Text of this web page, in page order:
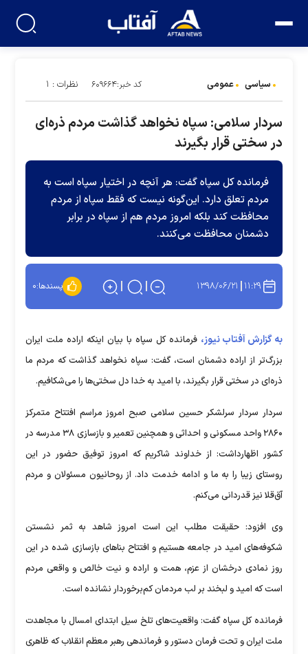
سیاسی عمومی کد خبر:۶۰۹۶۶۴ نظرات : ۱
سردار سلامی: سپاه نخواهد گذاشت مردم ذره‌ای
در سختی قرار بگیرند
فرمانده کل سپاه گفت: هر آنچه در اختیار سپاه است به
مردم تعلق دارد. این‌گونه نیست که فقط سپاه از مردم
محافظت کند بلکه امروز مردم هم از سپاه در برابر
دشمنان محافظت می‌کنند.
۱۱:۲۹ ۱۳۹۸/۰۶/۲۱ پسندها:۰
به گزارش آفتاب نیوز، فرمانده کل سپاه با بیان اینکه اراده ملت ایران
بزرگ‌تر از اراده دشمنان است، گفت: سپاه نخواهد گذاشت که مردم ما
ذره‌ای در سختی قرار بگیرند، با امید به خدا دل سختی‌ها را می‌شکافیم.
سردار سردار سرلشکر حسین سلامی صبح امروز مراسم افتتاح متمرکز
۲۸۶۰ واحد مسکونی و احداثی و همچنین تعمیر و بازسازی ۳۸ مدرسه در
کشور اظهارداشت: از خداوند شاکریم که امروز توفیق حضور در این
روستای زیبا را به ما و ادامه خدمت داد. از روحانیون مسئولان و مردم
آق‌قلا نیز قدردانی می‌کنم.
وی افزود: حقیقت مطلب این است امروز شاهد به ثمر نشستن
شکوفه‌های امید در جامعه هستیم و افتتاح بنا‌های بازسازی شده در این
روز نمادی درخشان از عزم، همت و اراده و نیت خالص و واقعی مردم
است که امید و لبخند بر لب مردمان کم‌برخوردار نشانده است.
فرمانده کل سپاه گفت: واقعیت‌های تلخ سیل ابتدای امسال با مجاهدت
ملت ایران و تحت فرمان دستور و فرماندهی رهبر معظم انقلاب که ظاهری